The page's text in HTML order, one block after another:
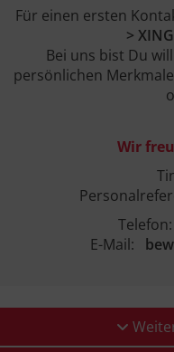
Für einen ersten
> XING
Bei uns bist Du
persönlichen
Wir
E-Mail: